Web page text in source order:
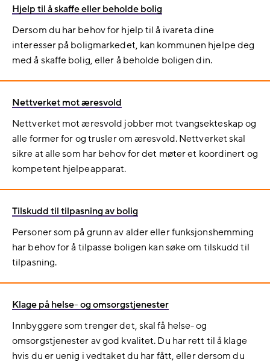
Hjelp til å skaffe eller beholde bolig
Dersom du har behov for hjelp til å ivareta dine
interesser på boligmarkedet, kan kommunen hjelpe deg
med å skaffe bolig, eller å beholde boligen din.
Nettverket mot æresvold
Nettverket mot æresvold jobber mot tvangsekteskap og
alle former for og trusler om æresvold. Nettverket skal
sikre at alle som har behov for det møter et koordinert og
kompetent hjelpeapparat.
Tilskudd til tilpasning av bolig
Personer som på grunn av alder eller funksjonshemming
har behov for å tilpasse boligen kan søke om tilskudd til
tilpasning.
Klage på helse- og omsorgstjenester
Innbyggere som trenger det, skal få helse- og
omsorgstjenester av god kvalitet. Du har rett til å klage
hvis du er uenig i vedtaket du har fått, eller dersom du